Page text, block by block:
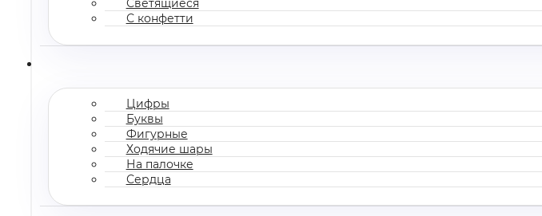
Светящиеся
С конфетти
Цифры
Буквы
Фигурные
Ходячие шары
На палочке
Сердца